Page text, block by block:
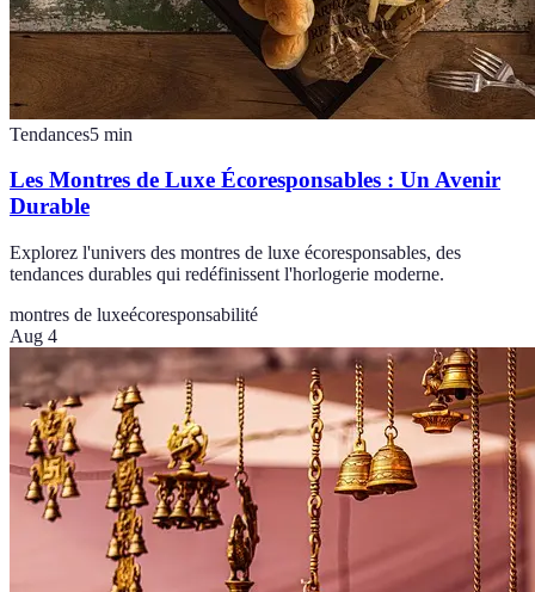
Tendances5 min
Les Montres de Luxe Écoresponsables : Un Avenir
Durable
Explorez l'univers des montres de luxe écoresponsables, des
tendances durables qui redéfinissent l'horlogerie moderne.
montres de luxeécoresponsabilité
Aug 4